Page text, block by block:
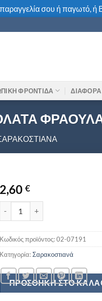
σου ή παγωτό, ή
ΦΡΟΝΤΙΔΑ ΔΙΑΦΟΡΑ
2,60 €
ΠΡΟΣΘΉΚΗ ΣΤΟ
Κωδικός προϊόντος:02-07191
Κατηγορία:Σαρακοστιανά